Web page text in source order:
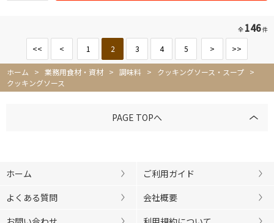
全 146件
<< < 1 2 3 4 5 > >>
ホーム > 業務用食材・資材 > 調味料 > クッキングソース・スープ >
クッキングソース
PAGE TOPへ
ホーム
ご利用ガイド
よくある質問
会社概要